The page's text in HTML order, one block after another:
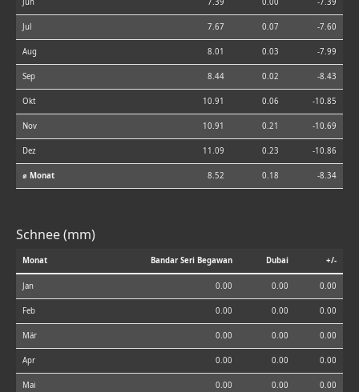
Jun 7.39 0.00 -7.39
Jul 7.67 0.07 -7.60
Aug 8.01 0.03 -7.99
Sep 8.44 0.02 -8.43
Okt 10.91 0.06 -10.85
Nov 10.91 0.21 -10.69
Dez 11.09 0.23 -10.86
⌀ Monat 8.52 0.18 -8.34
Schnee (mm)
Monat Bandar Seri Begawan Dubai +/-
Jan 0.00 0.00 0.00
Feb 0.00 0.00 0.00
Mär 0.00 0.00 0.00
Apr 0.00 0.00 0.00
Mai 0.00 0.00 0.00